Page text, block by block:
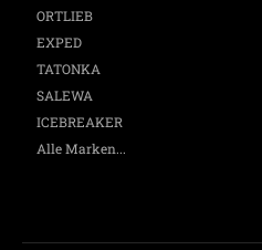
ORTLIEB
EXPED
TATONKA
SALEWA
ICEBREAKER
Alle Marken...